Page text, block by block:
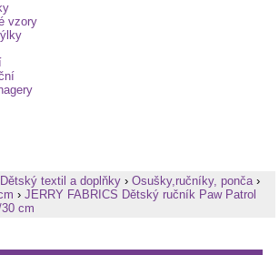
vzory
Dětský textil a doplňky ›Osušky,ručníky, ponča›
›JERRY FABRICS Dětský ručník Paw Patrol
cm